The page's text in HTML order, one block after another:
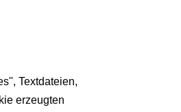
Textdateien,
erzeugten